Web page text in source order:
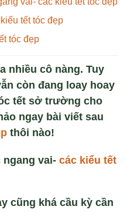
tết tóc đẹp
tóc đẹp
nhiều cô nàng. Tuy
còn đang loay hoay
tết sở trường cho
ngay bài viết sau
thôi nào!
ngang vai- các kiểu tết
cũng khá cầu kỳ cần